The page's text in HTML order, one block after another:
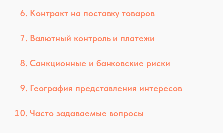
Контракт на поставку товаров
Валютный контроль и платежи
Санкционные и банковские риски
География представления интересов
Часто задаваемые вопросы